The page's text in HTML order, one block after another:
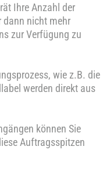
Ihre Anzahl der
nicht mehr
zur Verfügung zu
wie z.B. die
werden direkt aus
können Sie
Auftragsspitzen